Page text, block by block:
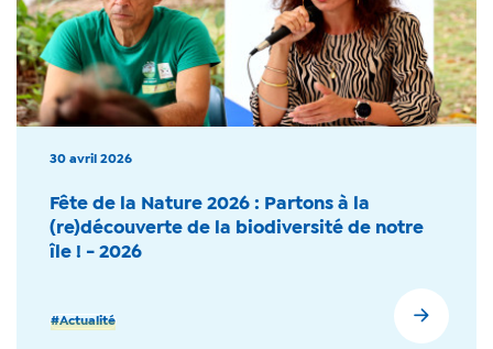
30 avril 2026
Fête de la Nature 2026 : Partons à la
(re)découverte de la biodiversité de notre
île ! - 2026
#Actualité